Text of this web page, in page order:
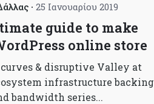
25 Ιανουαρίου 2019
guide to make
online store
& disruptive Valley at
infrastructure backing
bandwidth series...